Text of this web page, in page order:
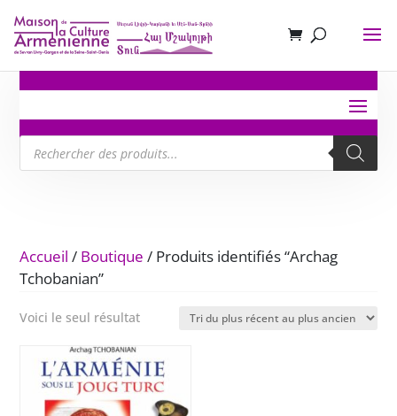
Recherche
de
produits
Accueil / Boutique / Produits identifiés “Archag
Tchobanian”
Voici le seul résultat